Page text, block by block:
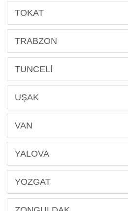
TOKAT
TRABZON
TUNCELİ
UŞAK
VAN
YALOVA
YOZGAT